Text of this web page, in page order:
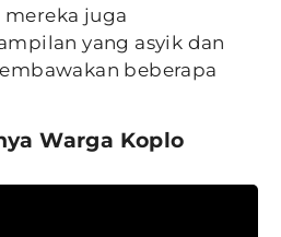
juga
yang asyik dan
beberapa
Warga Koplo